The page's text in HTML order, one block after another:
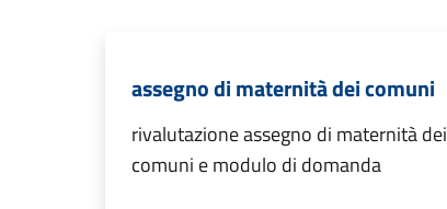
assegno di maternità dei comuni
rivalutazione assegno di maternità dei
comuni e modulo di domanda